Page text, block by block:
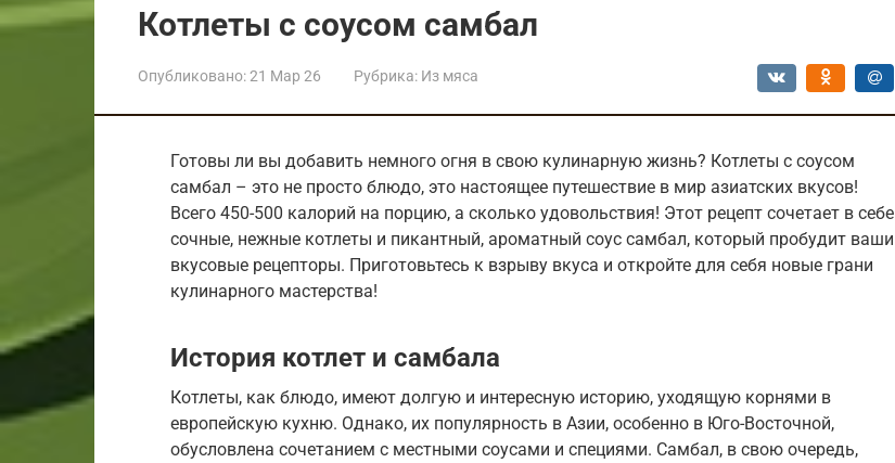
Котлеты с соусом самбал
Опубликовано:21 Мар 26 Рубрика: Из мяса
Готовы ли вы добавить немного огня в свою кулинарную жизнь? Котлеты с соусом
самбал – это не просто блюдо, это настоящее путешествие в мир азиатских вкусов!
Всего 450-500 калорий на порцию, а сколько удовольствия! Этот рецепт сочетает в себе
сочные, нежные котлеты и пикантный, ароматный соус самбал, который пробудит ваши
вкусовые рецепторы. Приготовьтесь к взрыву вкуса и откройте для себя новые грани
кулинарного мастерства!
История котлет и самбала
Котлеты, как блюдо, имеют долгую и интересную историю, уходящую корнями в
европейскую кухню. Однако, их популярность в Азии, особенно в Юго-Восточной,
обусловлена сочетанием с местными соусами и специями. Самбал, в свою очередь,